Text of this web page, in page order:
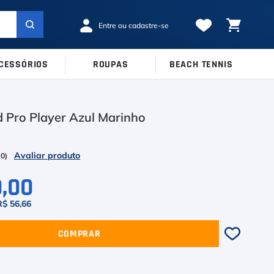
Ver Todos
Inni
Robin Soderling
Tretorn
38 39 40
ROUPAS BEACH TENNIS
Pro Player Azul Marinho
0)
56,66
COMPRAR